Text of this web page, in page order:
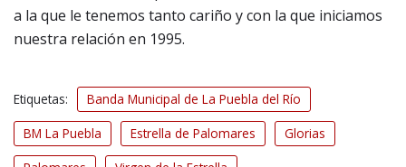
a la que le tenemos tanto cariño y con la que iniciamos
nuestra relación en 1995.
Etiquetas:
Banda Municipal de La Puebla del Río
BM La Puebla
Estrella de Palomares
Glorias